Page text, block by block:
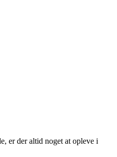
er der altid noget at opleve i